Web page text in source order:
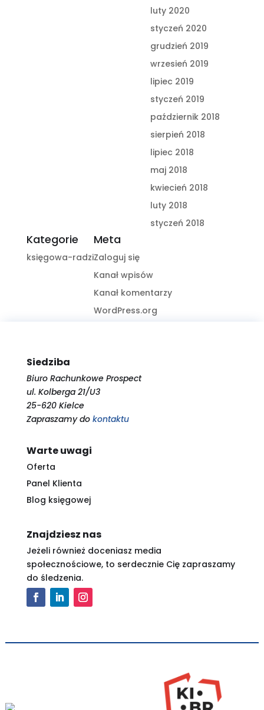
luty 2020
styczeń 2020
grudzień 2019
wrzesień 2019
lipiec 2019
styczeń 2019
październik 2018
sierpień 2018
lipiec 2018
maj 2018
kwiecień 2018
luty 2018
styczeń 2018
Kategorie
księgowa-radzi
Meta
Zaloguj się
Kanał wpisów
Kanał komentarzy
WordPress.org
Siedziba
Biuro Rachunkowe Prospect
ul. Kolberga 21/U3
25-620 Kielce
Zapraszamy do kontaktu
Warte uwagi
Oferta
Panel Klienta
Blog księgowej
Znajdziesz nas
Jeżeli również doceniasz media
społecznościowe, to serdecznie Cię zapraszamy
do śledzenia.